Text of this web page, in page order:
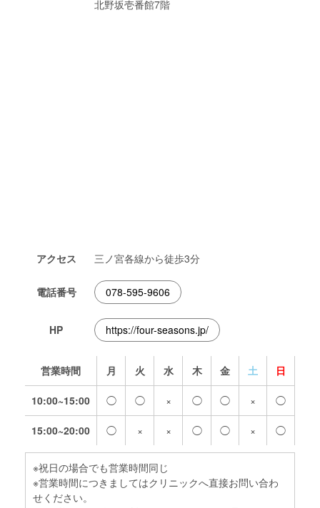
北野坂壱番館7階
アクセス 三ノ宮各線から徒歩3分
電話番号 078-595-9606
HP https://four-seasons.jp/
営業時間 月 火 水 木 金 土 日
10:00~15:00 ◯ ◯ × ◯ ◯ × ◯
15:00~20:00 ◯ × × ◯ ◯ × ◯
※祝日の場合でも営業時間同じ
※営業時間につきましてはクリニックへ直接お問い合わ
せください。